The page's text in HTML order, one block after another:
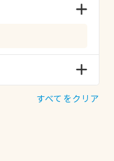
すべてをクリア